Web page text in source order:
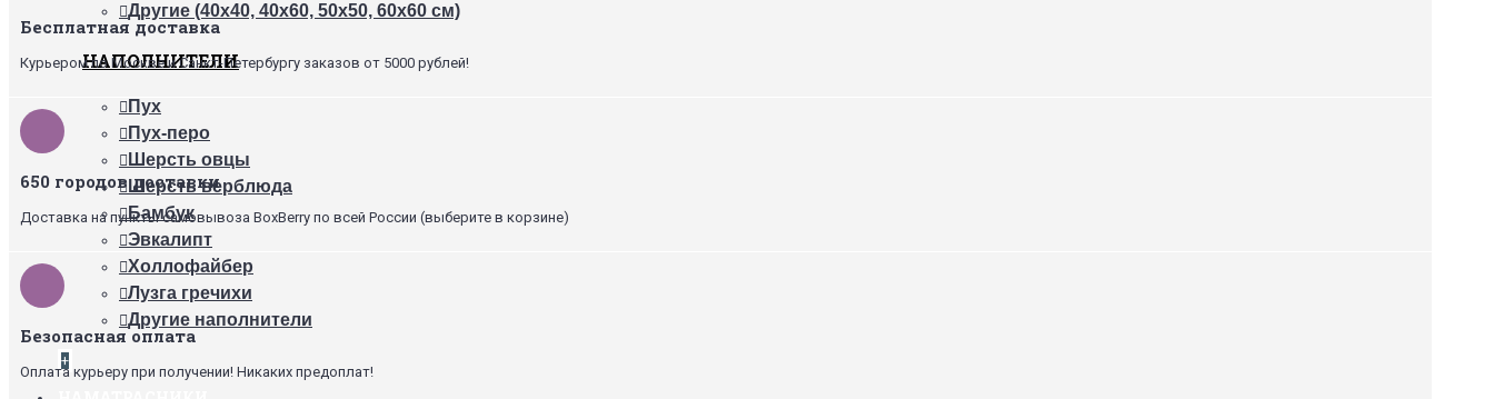
Другие (40х40, 40х60, 50х50, 60х60 см)
НАПОЛНИТЕЛИ
Пух
Пух-перо
Шерсть овцы
Шерсть верблюда
Бамбук
Эвкалипт
Холлофайбер
Лузга гречихи
Другие наполнители
+
Бесплатная доставка
Курьером по Москве и Санкт-Петербургу заказов от 5000 рублей!
650 городов доставки
Доставка на пункты самовывоза BoxBerry по всей России (выберите в корзине)
Безопасная оплата
Оплата курьеру при получении! Никаких предоплат!